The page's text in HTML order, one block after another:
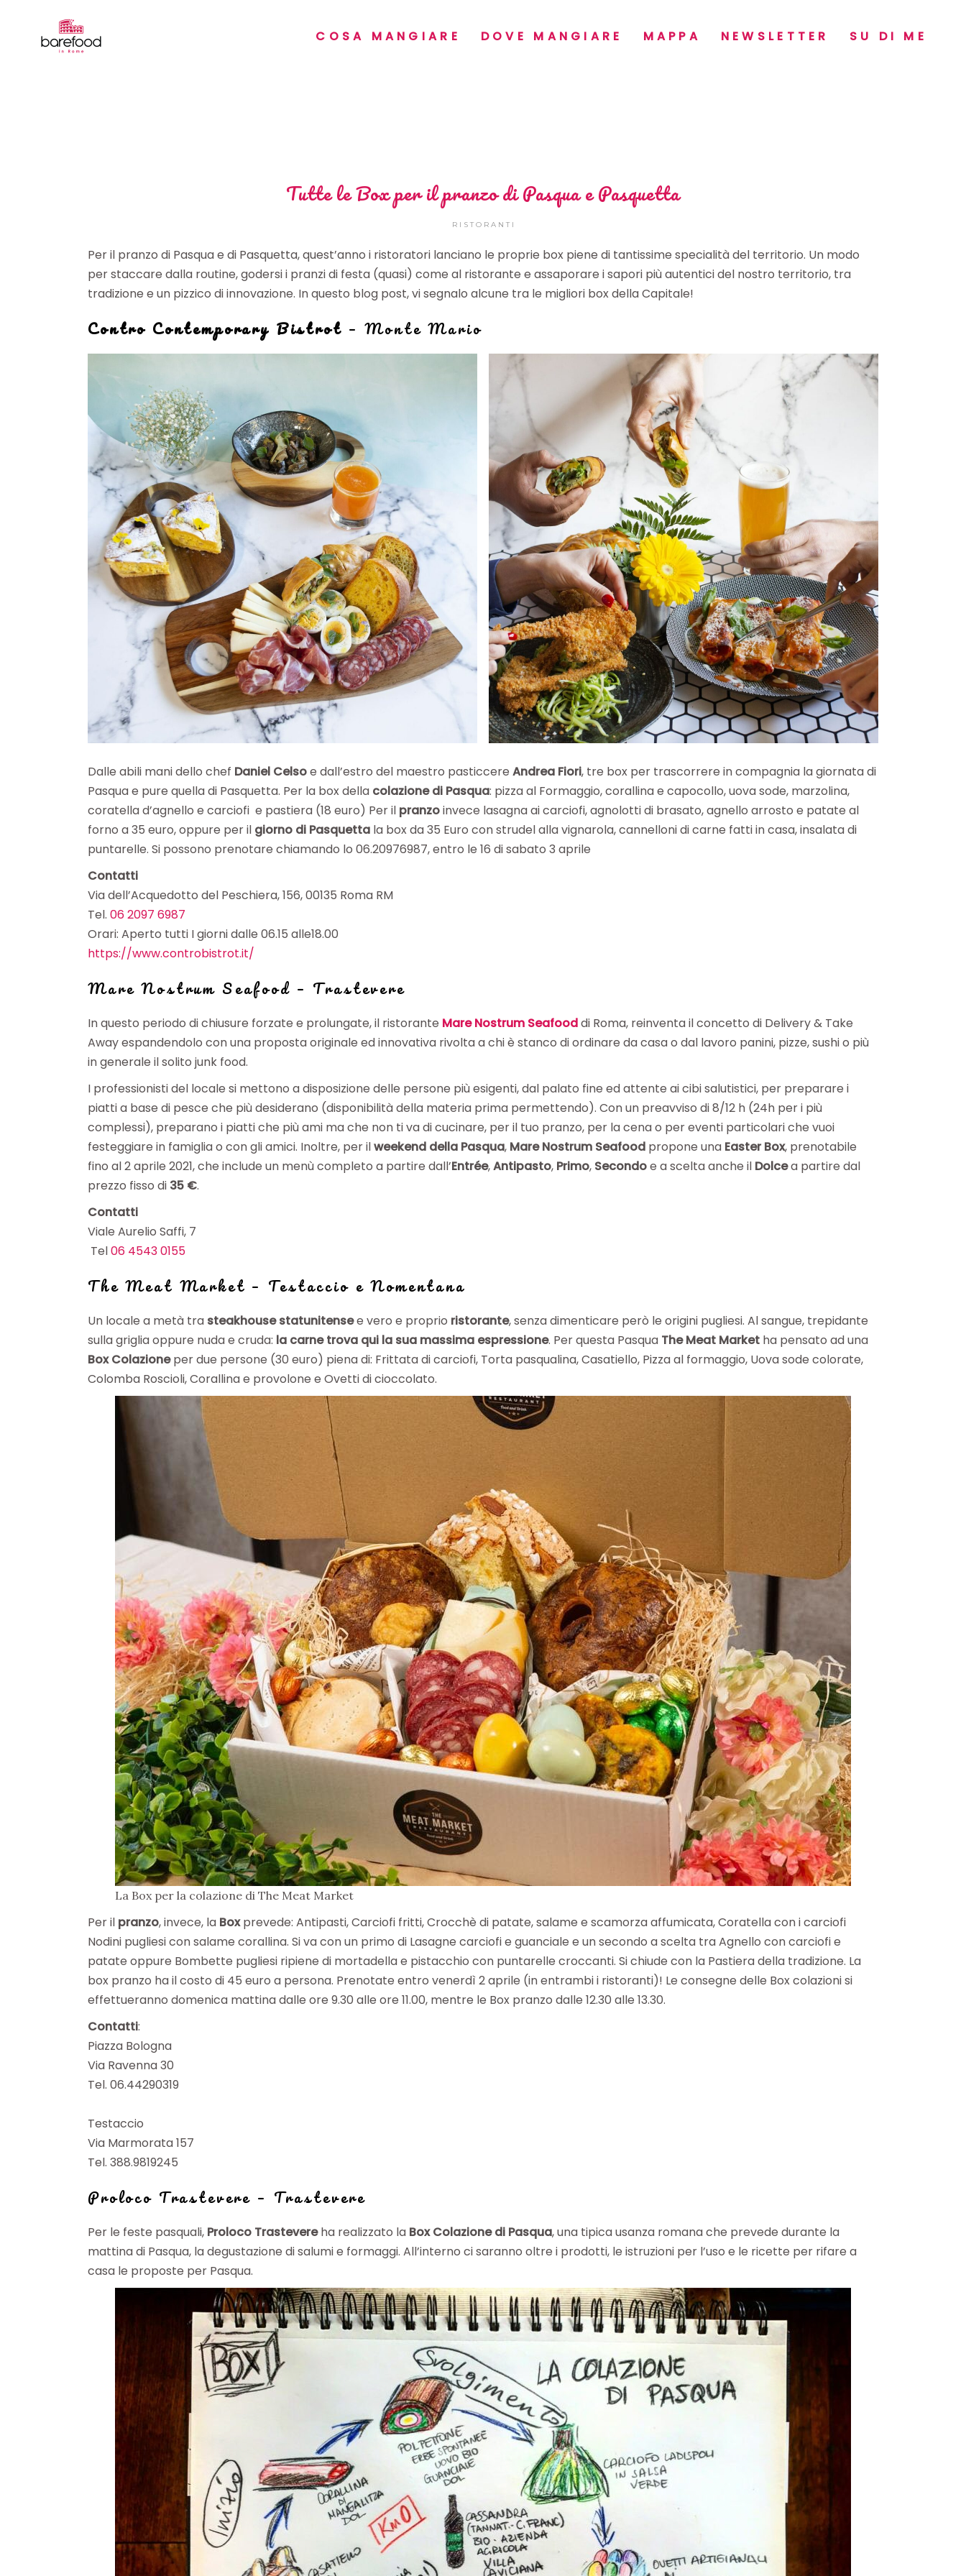
COSA MANGIARE DOVE MANGIARE MAPPA NEWSLETTER SU DI ME
Tutte le Box per il pranzo di Pasqua e Pasquetta
RISTORANTI
Per il pranzo di Pasqua e di Pasquetta, quest’anno i ristoratori lanciano le proprie box piene di tantissime specialità del territorio. Un modo
per staccare dalla routine, godersi i pranzi di festa (quasi) come al ristorante e assaporare i sapori più autentici del nostro territorio, tra
tradizione e un pizzico di innovazione. In questo blog post, vi segnalo alcune tra le migliori box della Capitale!
Contro Contemporary Bistrot –Monte Mario
Dalle abili mani dello chef Daniel Celsoe dall’estro del maestro pasticcere Andrea Fiori, tre box per trascorrere in compagnia la giornata di
Pasqua e pure quella di Pasquetta. Per la box della colazione di Pasqua: pizza al Formaggio, corallina e capocollo, uova sode, marzolina,
coratella d’agnello e carciofi e pastiera (18 euro) Per il pranzoinvece lasagna ai carciofi, agnolotti di brasato, agnello arrosto e patate al
forno a 35 euro, oppure per il giorno di Pasquetta la box da 35 Euro con strudel alla vignarola, cannelloni di carne fatti in casa, insalata di
puntarelle. Si possono prenotare chiamando lo 06.20976987, entro le 16 di sabato 3 aprile
Contatti
Via dell’Acquedotto del Peschiera, 156, 00135 Roma RM
Tel. 06 2097 6987
Orari: Aperto tutti I giorni dalle 06.15 alle18.00
https://www.controbistrot.it/
Mare Nostrum Seafood – Trastevere
In questo periodo di chiusure forzate e prolungate, il ristorante Mare Nostrum Seafooddi Roma, reinventa il concetto di Delivery & Take
Away espandendolo con una proposta originale ed innovativa rivolta a chi è stanco di ordinare da casa o dal lavoro panini, pizze, sushi o più
in generale il solito junk food.
I professionisti del locale si mettono a disposizione delle persone più esigenti, dal palato fine ed attente ai cibi salutistici, per preparare i
piatti a base di pesce che più desiderano (disponibilità della materia prima permettendo). Con un preavviso di 8/12 h (24h per i più
complessi), preparano i piatti che più ami ma che non ti va di cucinare, per il tuo pranzo, per la cena o per eventi particolari che vuoi
festeggiare in famiglia o con gli amici. Inoltre, per ilweekend della Pasqua, Mare Nostrum Seafood propone una Easter Box, prenotabile
fino al 2 aprile 2021, che include un menù completo a partire dall’Entrée,Antipasto, Primo, Secondoe a scelta anche il Dolcea partire dal
prezzo fisso di 35 €.
Contatti
Viale Aurelio Saffi, 7
Tel06 4543 0155
The Meat Market – Testaccio eNomentana
Un locale a metà tra steakhouse statunitensee vero e proprio ristorante, senza dimenticare però le origini pugliesi. Al sangue, trepidante
sulla griglia oppure nuda e cruda: la carne trova qui la sua massima espressione. Per questa Pasqua The Meat Market ha pensato ad una
Box Colazioneper due persone (30 euro) piena di: Frittata di carciofi, Torta pasqualina, Casatiello, Pizza al formaggio, Uova sode colorate,
Colomba Roscioli, Corallina e provolone e Ovetti di cioccolato.
La Box per la colazione di The Meat Market
Per il pranzo, invece, la Boxprevede: Antipasti, Carciofi fritti, Crocchè di patate, salame e scamorza affumicata, Coratella con i carciofi
Nodini pugliesi con salame corallina. Si va con un primo di Lasagne carciofi e guanciale e un secondo a scelta tra Agnello con carciofi e
patate oppure Bombette pugliesi ripiene di mortadella e pistacchio con puntarelle croccanti. Si chiude con la Pastiera della tradizione. La
box pranzo ha il costo di 45 euro a persona. Prenotate entro venerdì 2 aprile (in entrambi i ristoranti)! Le consegne delle Box colazioni si
effettueranno domenica mattina dalle ore 9.30 alle ore 11.00, mentre le Box pranzo dalle 12.30 alle 13.30.
Contatti:
Piazza Bologna
Via Ravenna 30
Tel. 06.44290319
Testaccio
Via Marmorata 157
Tel. 388.9819245
Proloco Trastevere – Trastevere
Per le feste pasquali, Proloco Trastevereha realizzato la Box Colazione di Pasqua, una tipica usanza romana che prevede durante la
mattina di Pasqua, la degustazione di salumi e formaggi. All’interno ci saranno oltre i prodotti, le istruzioni per l’uso e le ricette per rifare a
casa le proposte per Pasqua.